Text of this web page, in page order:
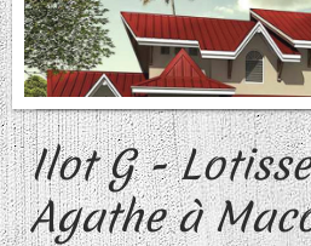
Ilot G -
Agathe à